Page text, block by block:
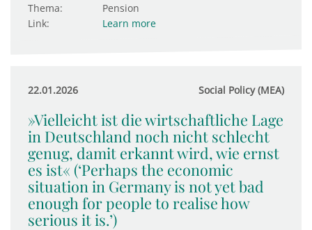
Thema:
Pension
Link:
Learn more
22.01.2026 Social Policy (MEA)
»Vielleicht ist die wirtschaftliche Lage
in Deutschland noch nicht schlecht
genug, damit erkannt wird, wie ernst
es ist« (‘Perhaps the economic
situation in Germany is not yet bad
enough for people to realise how
serious it is.’)